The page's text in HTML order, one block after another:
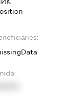
-